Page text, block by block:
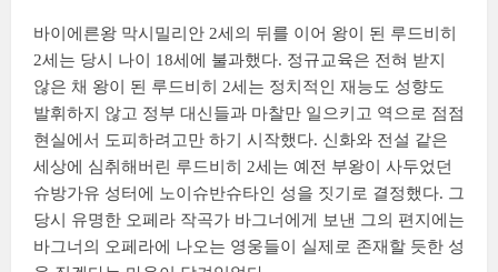
바이에른왕 막시밀리안 2세의 뒤를 이어 왕이 된 루드비히
2세는 당시 나이 18세에 불과했다. 정규교육은 전혀 받지
않은 채 왕이 된 루드비히 2세는 정치적인 재능도 성향도
발휘하지 않고 정부 대신들과 마찰만 일으키고 역으로 점점
현실에서 도피하려고만 하기 시작했다. 신화와 전설 같은
세상에 심취해버린 루드비히 2세는 예전 부왕이 사두었던
슈방가유 성터에 노이슈반슈타인 성을 짓기로 결정했다. 그
당시 유명한 오페라 작곡가 바그너에게 보낸 그의 편지에는
바그너의 오페라에 나오는 영웅들이 실제로 존재할 듯한 성